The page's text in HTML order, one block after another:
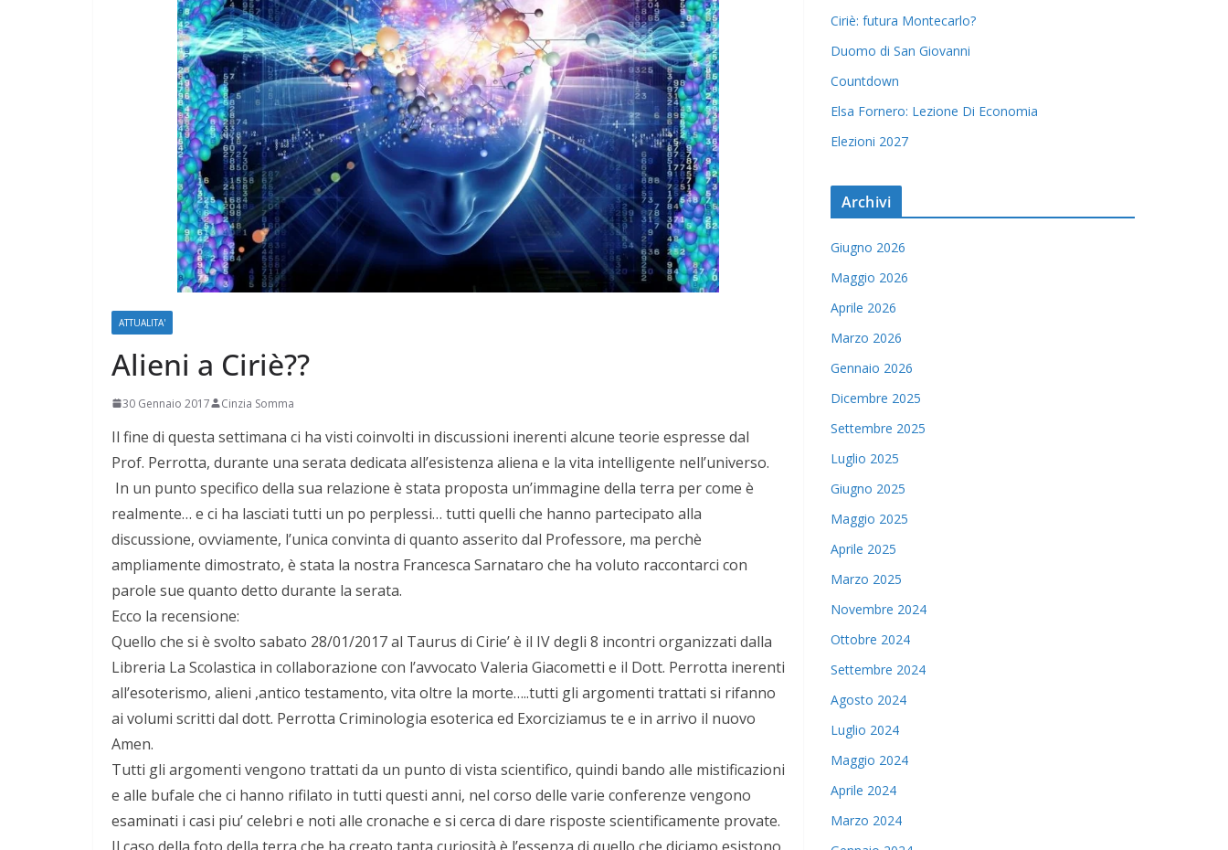
ATTUALITA'
Alieni a Ciriè??
30 Gennaio 2017 Cinzia Somma
Il fine di questa settimana ci ha visti coinvolti in discussioni inerenti alcune teorie espresse dal
Prof. Perrotta, durante una serata dedicata all’esistenza aliena e la vita intelligente nell’universo.
In un punto specifico della sua relazione è stata proposta un’immagine della terra per come è
realmente… e ci ha lasciati tutti un po perplessi… tutti quelli che hanno partecipato alla
discussione, ovviamente, l’unica convinta di quanto asserito dal Professore, ma perchè
ampliamente dimostrato, è stata la nostra Francesca Sarnataro che ha voluto raccontarci con
parole sue quanto detto durante la serata.
Ecco la recensione:
Quello che si è svolto sabato 28/01/2017 al Taurus di Cirie’ è il IV degli 8 incontri organizzati dalla
Libreria La Scolastica in collaborazione con l’avvocato Valeria Giacometti e il Dott. Perrotta inerenti
all’esoterismo, alieni ,antico testamento, vita oltre la morte…..tutti gli argomenti trattati si rifanno
ai volumi scritti dal dott. Perrotta Criminologia esoterica ed Exorciziamus te e in arrivo il nuovo
Amen.
Tutti gli argomenti vengono trattati da un punto di vista scientifico, quindi bando alle mistificazioni
e alle bufale che ci hanno rifilato in tutti questi anni, nel corso delle varie conferenze vengono
esaminati i casi piu’ celebri e noti alle cronache e si cerca di dare risposte scientificamente provate.
Ciriè: futura Montecarlo?
Duomo di San Giovanni
Countdown
Elsa Fornero: Lezione Di Economia
Elezioni 2027
Archivi
Giugno 2026
Maggio 2026
Aprile 2026
Marzo 2026
Gennaio 2026
Dicembre 2025
Settembre 2025
Luglio 2025
Giugno 2025
Maggio 2025
Aprile 2025
Marzo 2025
Novembre 2024
Ottobre 2024
Settembre 2024
Agosto 2024
Luglio 2024
Maggio 2024
Aprile 2024
Marzo 2024